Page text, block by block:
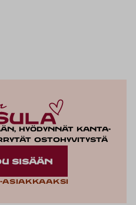
hyödynnät kanta-
ostohyvitystä
SISÄÄN